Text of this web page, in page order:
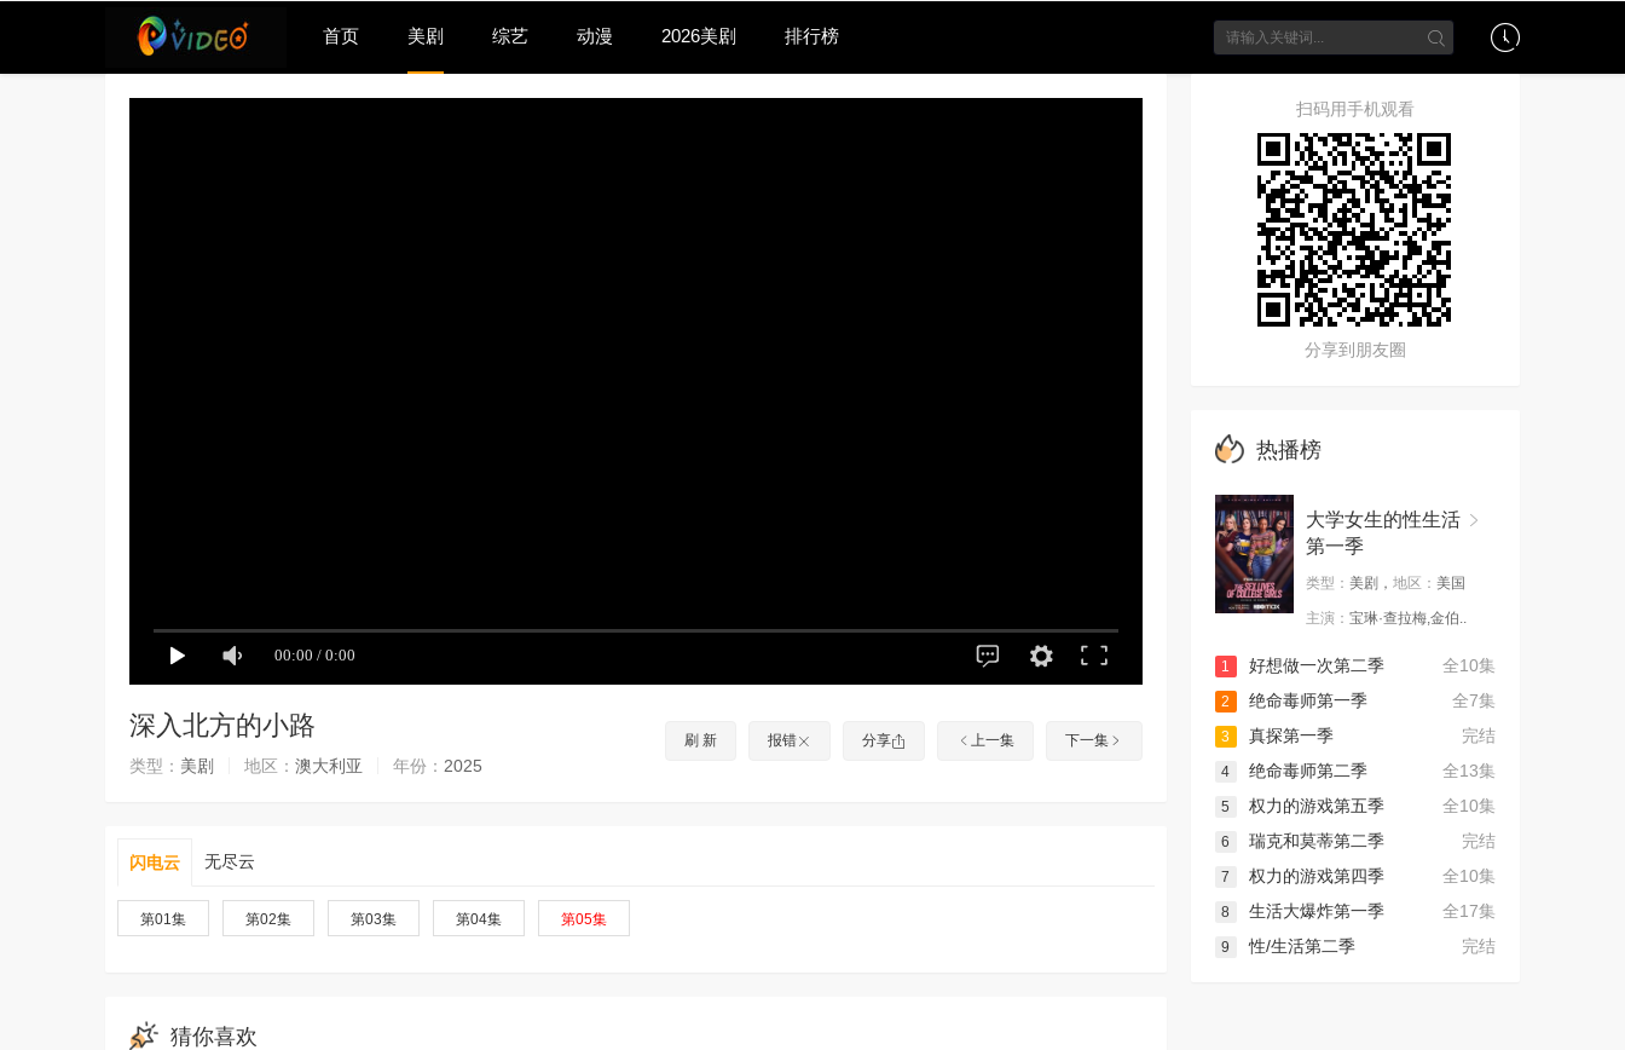
首页 美剧 综艺 动漫 2026美剧 排行榜
刷 新 报错 分享 上一集 下一集
深入北方的小路
类型： 美剧 地区： 澳大利亚 年份： 2025
闪电云 无尽云
第01集 第02集 第03集 第04集 第05集
猜你喜欢
扫码用手机观看
分享到朋友圈
热播榜
大学女生的性生活
第一季
类型： 美剧， 地区： 美国
主演： 宝琳·查拉梅,金伯..
全10集
1
好想做一次第二季
全7集
2
绝命毒师第一季
完结
3
真探第一季
全13集
4
绝命毒师第二季
全10集
5
权力的游戏第五季
完结
6
瑞克和莫蒂第二季
全10集
7
权力的游戏第四季
全17集
8
生活大爆炸第一季
完结
9 性/生活第二季